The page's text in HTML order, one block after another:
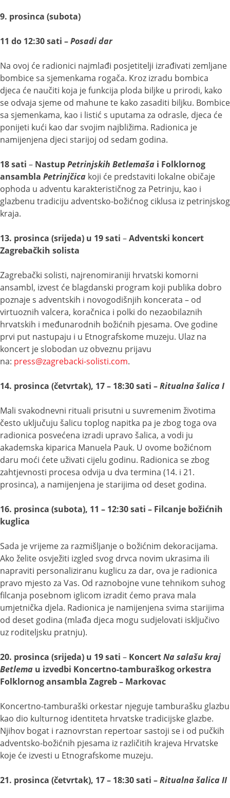
9. prosinca (subota)
11 do 12:30 sati –Posadi dar
Na ovoj će radionici najmlađi posjetitelji izrađivati zemljane
bombice sa sjemenkama rogača. Kroz izradu bombica
djeca će naučiti koja je funkcija ploda biljke u prirodi, kako
se odvaja sjeme od mahune te kako zasaditi biljku. Bombice
sa sjemenkama, kao i listić s uputama za odrasle, djeca će
ponijeti kući kao dar svojim najbližima. Radionica je
namijenjena djeci starijoj od sedam godina.
18 sati – NastupPetrinjskih Betlemaša i Folklornog
ansambla Petrinjčica koji će predstaviti lokalne običaje
ophoda u adventu karakterističnog za Petrinju, kao i
glazbenu tradiciju adventsko-božićnog ciklusa iz petrinjskog
kraja.
13. prosinca (srijeda) u 19 sati –Adventski koncert
Zagrebačkih solista
Zagrebački solisti, najrenomiraniji hrvatski komorni
ansambl, izvest će blagdanski program koji publika dobro
poznaje s adventskih i novogodišnjih koncerata – od
virtuoznih valcera, koračnica i polki do nezaobilaznih
hrvatskih i međunarodnih božićnih pjesama. Ove godine
prvi put nastupaju i u Etnografskome muzeju. Ulaz na
koncert je slobodan uz obveznu prijavu
na: press@zagrebacki-solisti.com.
14. prosinca (četvrtak), 17 – 18:30 sati –Ritualna šalica I
Mali svakodnevni rituali prisutni u suvremenim životima
često uključuju šalicu toplog napitka pa je zbog toga ova
radionica posvećena izradi upravo šalica, a vodi ju
akademska kiparica Manuela Pauk. U ovome božićnom
daru moći ćete uživati cijelu godinu. Radionica se zbog
zahtjevnosti procesa odvija u dva termina (14. i 21.
prosinca), a namijenjena je starijima od deset godina.
16. prosinca (subota), 11 – 12:30 sati – Filcanje božićnih
kuglica
Sada je vrijeme za razmišljanje o božićnim dekoracijama.
Ako želite osvježiti izgled svog drvca novim ukrasima ili
napraviti personaliziranu kuglicu za dar, ova je radionica
pravo mjesto za Vas. Od raznobojne vune tehnikom suhog
filcanja posebnom iglicom izradit ćemo prava mala
umjetnička djela. Radionica je namijenjena svima starijima
od deset godina (mlađa djeca mogu sudjelovati isključivo
uz roditeljsku pratnju).
20. prosinca (srijeda) u 19 sati – KoncertNa salašu kraj
Betlema u izvedbi Koncertno-tamburaškog orkestra
Folklornog ansambla Zagreb – Markovac
Koncertno-tamburaški orkestar njeguje tamburašku glazbu
kao dio kulturnog identiteta hrvatske tradicijske glazbe.
Njihov bogat i raznovrstan repertoar sastoji se i od pučkih
adventsko-božićnih pjesama iz različitih krajeva Hrvatske
koje će izvesti u Etnografskome muzeju.
21. prosinca (četvrtak), 17 – 18:30 sati –Ritualna šalica II